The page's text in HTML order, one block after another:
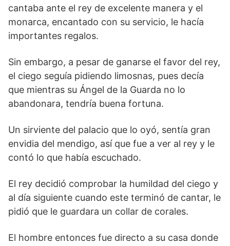
cantaba ante el rey de excelente manera y el
monarca, encantado con su servicio, le hacía
importantes regalos.
Sin embargo, a pesar de ganarse el favor del rey,
el ciego seguía pidiendo limosnas, pues decía
que mientras su Ángel de la Guarda no lo
abandonara, tendría buena fortuna.
Un sirviente del palacio que lo oyó, sentía gran
envidia del mendigo, así que fue a ver al rey y le
contó lo que había escuchado.
El rey decidió comprobar la humildad del ciego y
al día siguiente cuando este terminó de cantar, le
pidió que le guardara un collar de corales.
El hombre entonces fue directo a su casa donde